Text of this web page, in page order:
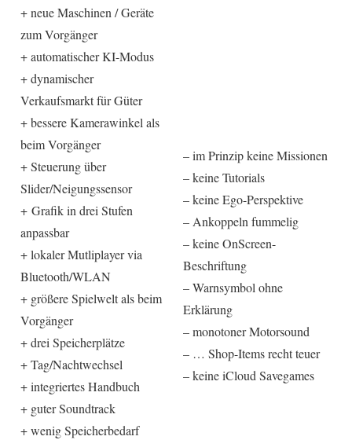
+ neue Maschinen / Geräte
zum Vorgänger
+ automatischer KI-Modus
+ dynamischer
Verkaufsmarkt für Güter
+ bessere Kamerawinkel als
beim Vorgänger
+ Steuerung über
Slider/Neigungssensor
+ Grafik in drei Stufen
anpassbar
+ lokaler Mutliplayer via
Bluetooth/WLAN
+ größere Spielwelt als beim
Vorgänger
+ drei Speicherplätze
+ Tag/Nachtwechsel
+ integriertes Handbuch
+ guter Soundtrack
+ wenig Speicherbedarf
– im Prinzip keine Missionen
– keine Tutorials
– keine Ego-Perspektive
– Ankoppeln fummelig
– keine OnScreen-
Beschriftung
– Warnsymbol ohne
Erklärung
– monotoner Motorsound
– … Shop-Items recht teuer
– keine iCloud Savegames